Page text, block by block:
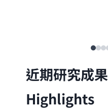
近期研究成果
Highlights